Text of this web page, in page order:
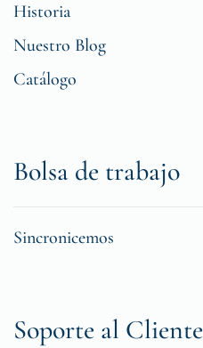
Historia
Nuestro Blog
Catálogo
Bolsa de trabajo
Sincronicemos
Soporte al Cliente